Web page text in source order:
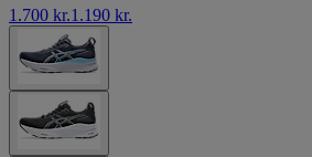
1.700 kr.1.190 kr.